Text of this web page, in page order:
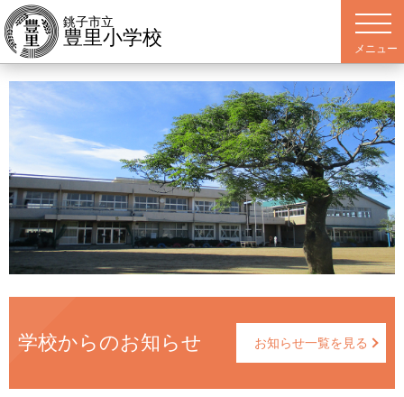
銚子市立
豊里小学校
学校からのお知らせ お知らせ一覧を見る